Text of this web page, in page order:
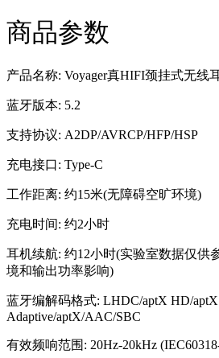
商品参数
产品名称: Voyager真HIFI颈挂式无线
蓝牙版本: 5.2
支持协议: A2DP/AVRCP/HFP/HSP
充电接口: Type-C
工作距离: 约15米(无障碍空旷环境)
充电时间: 约2小时
耳机续航: 约12小时(实验室数据仅供
境和输出功率影响)
蓝牙编解码格式: LHDC/aptX HD/aptX
Adaptive/aptX/AAC/SBC
有效频响范围: 20Hz-20kHz